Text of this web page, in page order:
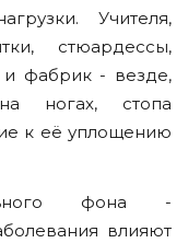
Учителя,
стюардессы,
и фабрик - везде,
ногах, стопа
к её уплощению
фона -
влияют